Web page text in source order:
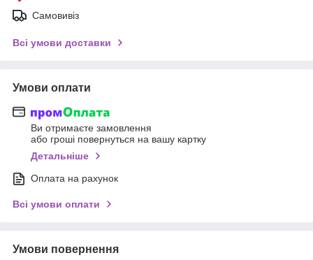
Самовивіз
Всі умови доставки
Умови оплати
Ви отримаєте замовлення
або гроші повернуться на вашу картку
Детальніше
Оплата на рахунок
Всі умови оплати
Умови повернення